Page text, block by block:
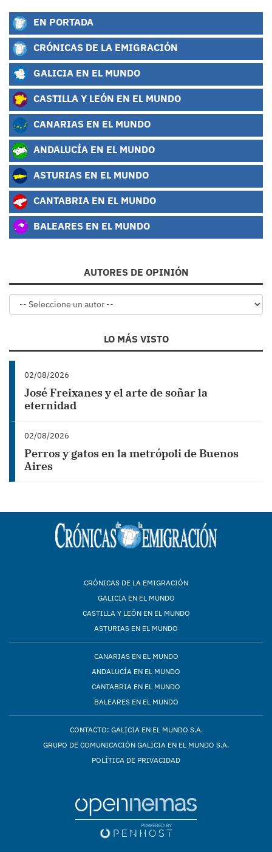
EN PORTADA
CRÓNICAS DE LA EMIGRACIÓN
GALICIA EN EL MUNDO
CASTILLA Y LEÓN EN EL MUNDO
CANARIAS EN EL MUNDO
ANDALUCÍA EN EL MUNDO
ASTURIAS EN EL MUNDO
CANTABRIA EN EL MUNDO
BALEARES EN EL MUNDO
AUTORES DE OPINIÓN
LO MÁS VISTO
02/08/2026
José Freixanes y el arte de soñar la
eternidad
02/08/2026
Perros y gatos en la metrópoli de Buenos
Aires
CRÓNICAS DE LA EMIGRACIÓN
GALICIA EN EL MUNDO
CASTILLA Y LEÓN EN EL MUNDO
ASTURIAS EN EL MUNDO
CANARIAS EN EL MUNDO
ANDALUCÍA EN EL MUNDO
CANTABRIA EN EL MUNDO
BALEARES EN EL MUNDO
CONTACTO: GALICIA EN EL MUNDO S.A.
GRUPO DE COMUNICACIÓN GALICIA EN EL MUNDO S.A.
POLÍTICA DE PRIVACIDAD